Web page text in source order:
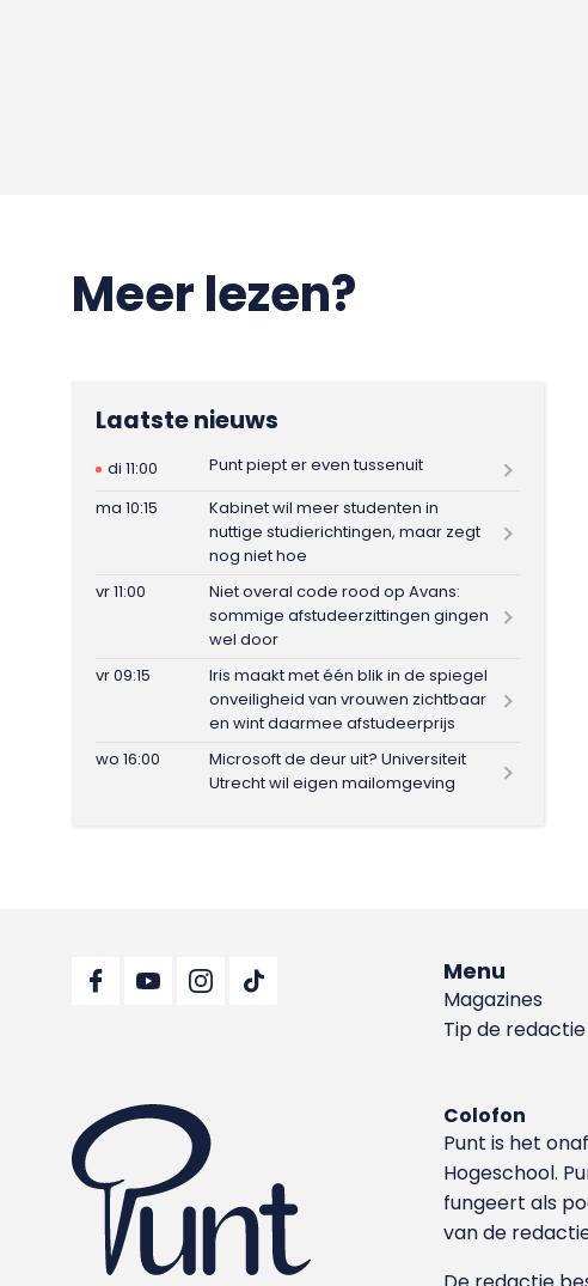
Meer lezen?
Laatste nieuws
di 11:00
Punt piept er even tussenuit
ma 10:15
Kabinet wil meer studenten in
nuttige studierichtingen, maar zegt
nog niet hoe
vr 11:00
Niet overal code rood op Avans:
sommige afstudeerzittingen gingen
wel door
vr 09:15
Iris maakt met één blik in de spiegel
onveiligheid van vrouwen zichtbaar
en wint daarmee afstudeerprijs
wo 16:00
Microsoft de deur uit? Universiteit
Utrecht wil eigen mailomgeving
Menu
Magazines
Tip de redactie
Colofon
Punt is het
Hoge­school.
fungeert als
van de